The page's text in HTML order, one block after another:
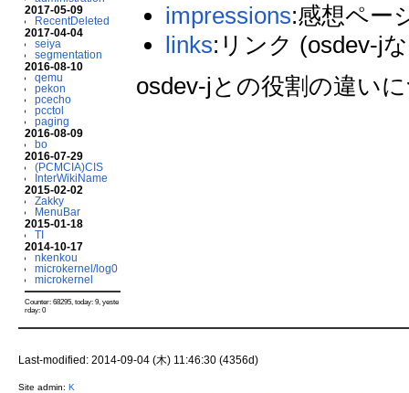
2017-05-09
RecentDeleted
2017-04-04
seiya
segmentation
2016-08-10
qemu
pekon
pcecho
pcctol
paging
2016-08-09
bo
2016-07-29
(PCMCIA)CIS
InterWikiName
2015-02-02
Zakky
MenuBar
2015-01-18
TI
2014-10-17
nkenkou
microkernel/log0
microkernel
Counter: 68295, today: 9, yeste
rday: 0
impressions:感想ペー
links:リンク (osdev-j
osdev-jとの役割の違い
Last-modified: 2014-09-04 (木) 11:46:30 (4356d)
Site admin: K